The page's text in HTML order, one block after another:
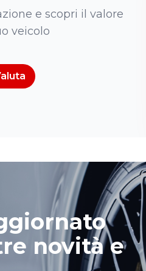
e scopri il valore
veicolo
novità e